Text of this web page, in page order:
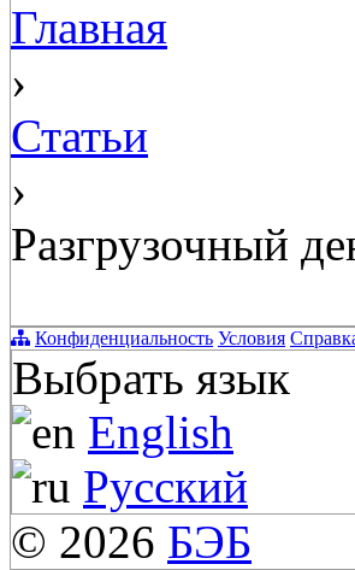
Главная
›
Статьи
›
Разгрузочный
Конфиденциальность Условия
Выбрать язык
English
Русский
© 2026 БЭБ